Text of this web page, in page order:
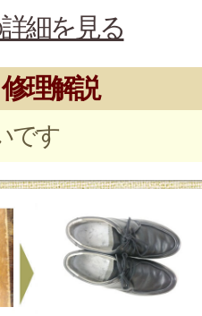
細を見る
理解説
です